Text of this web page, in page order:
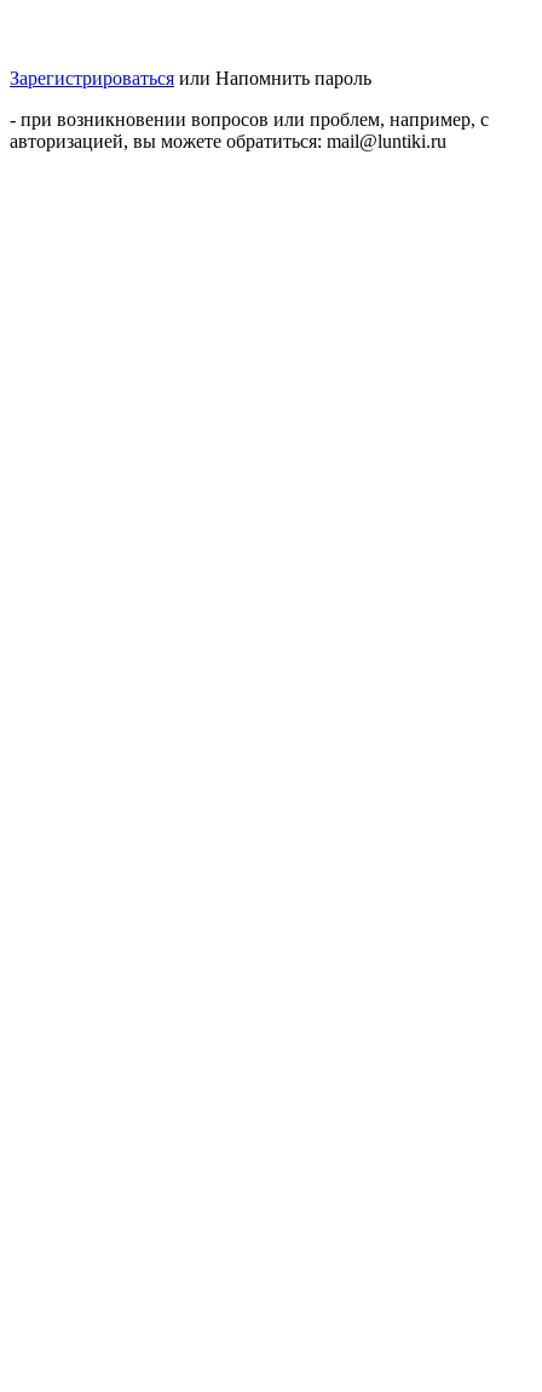
Зарегистрироваться или Напомнить пароль
- при возникновении вопросов или проблем, например, с
авторизацией, вы можете обратиться: mail@luntiki.ru